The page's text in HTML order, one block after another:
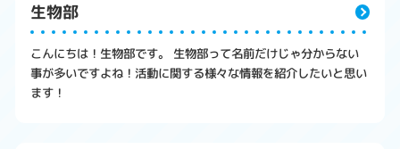
生物部
こんにちは！生物部です。 生物部って名前だけじゃ分からない
事が多いですよね！活動に関する様々な情報を紹介したいと思い
ます！